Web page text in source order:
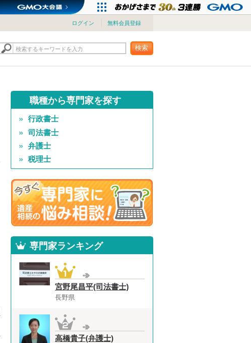
ログイン 無料会員登録
検索するキーワードを入力 検索
職種から専門家を探す
行政書士
司法書士
弁護士
税理士
専門家ランキング
宮野尾昌平(司法書士)
長野県
高橋貴子(弁護士)